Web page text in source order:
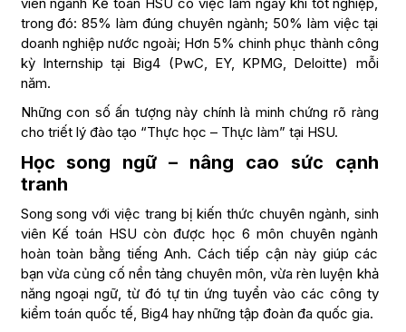
trong đó: 85% làm đúng chuyên ngành; 50% làm việc tại
doanh nghiệp nước ngoài; Hơn 5% chinh phục thành công
kỳ Internship tại Big4 (PwC, EY, KPMG, Deloitte) mỗi
năm.
Những con số ấn tượng này chính là minh chứng rõ ràng
cho triết lý đào tạo “Thực học – Thực làm” tại HSU.
Học song ngữ – nâng cao sức cạnh
tranh
Song song với việc trang bị kiến thức chuyên ngành, sinh
viên Kế toán HSU còn được học 6 môn chuyên ngành
hoàn toàn bằng tiếng Anh. Cách tiếp cận này giúp các
bạn vừa củng cố nền tảng chuyên môn, vừa rèn luyện khả
năng ngoại ngữ, từ đó tự tin ứng tuyển vào các công ty
kiểm toán quốc tế, Big4 hay những tập đoàn đa quốc gia.